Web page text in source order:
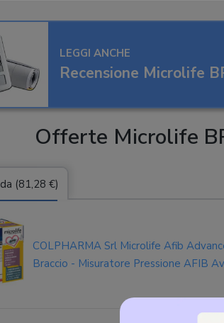
LEGGI ANCHE
Recensione Microlife
Offerte Microlife
da (81,28 €)
COLPHARMA Srl Microlife Afib
Braccio - Misuratore Pressione AFIB